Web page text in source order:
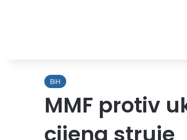
BiH
MMF protiv
cijena struje